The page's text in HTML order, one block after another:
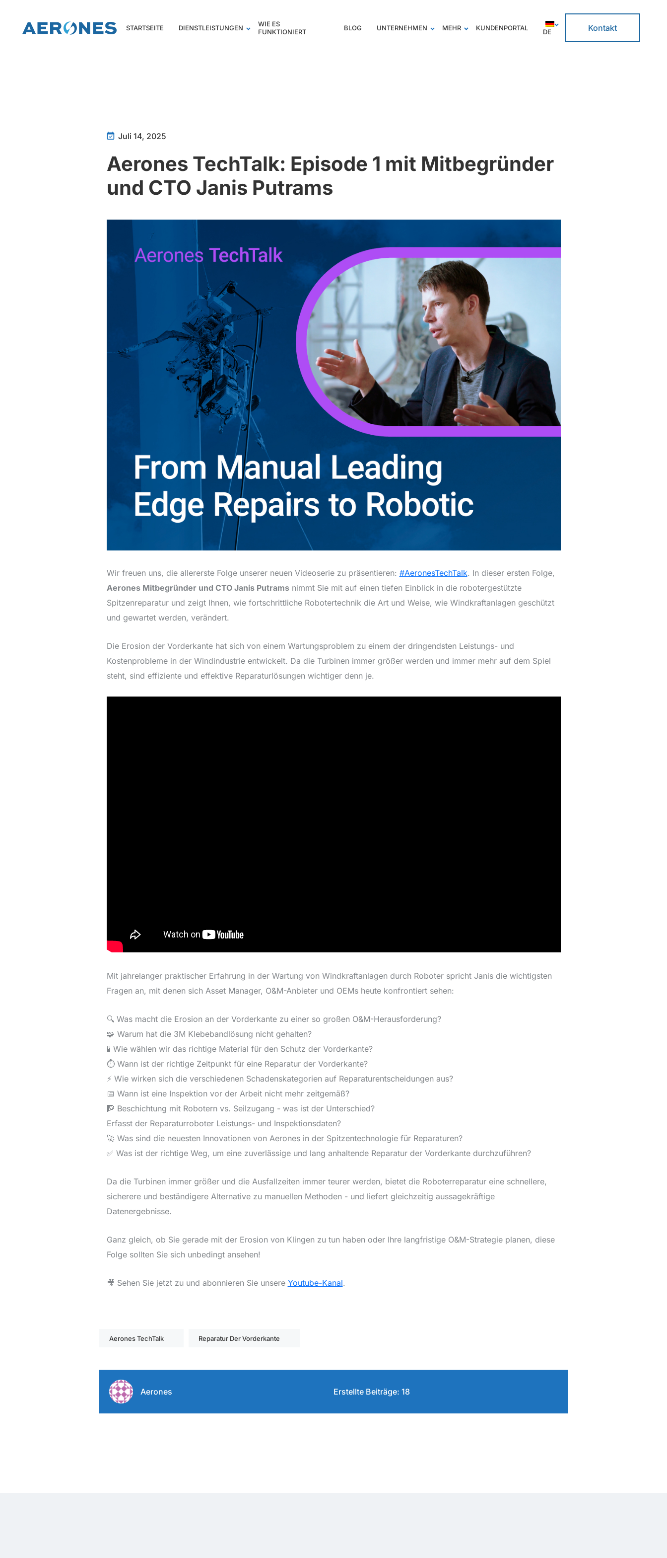
STARTSEITE DIENSTLEISTUNGEN
WIE ES
FUNKTIONIERT
BLOG UNTERNEHMEN MEHR KUNDENPORTAL DE Kontakt
Juli 14, 2025
Aerones TechTalk: Episode 1 mit Mitbegründer
und CTO Janis Putrams
Wir freuen uns, die allererste Folge unserer neuen Videoserie zu präsentieren: #AeronesTechTalk. In dieser ersten Folge,
Aerones Mitbegründer und CTO Janis Putramsnimmt Sie mit auf einen tiefen Einblick in die robotergestützte
Spitzenreparatur und zeigt Ihnen, wie fortschrittliche Robotertechnik die Art und Weise, wie Windkraftanlagen geschützt
und gewartet werden, verändert.
Die Erosion der Vorderkante hat sich von einem Wartungsproblem zu einem der dringendsten Leistungs- und
Kostenprobleme in der Windindustrie entwickelt. Da die Turbinen immer größer werden und immer mehr auf dem Spiel
steht, sind effiziente und effektive Reparaturlösungen wichtiger denn je.
Mit jahrelanger praktischer Erfahrung in der Wartung von Windkraftanlagen durch Roboter spricht Janis die wichtigsten
Fragen an, mit denen sich Asset Manager, O&M-Anbieter und OEMs heute konfrontiert sehen:
🔍 Was macht die Erosion an der Vorderkante zu einer so großen O&M-Herausforderung?
🧩 Warum hat die 3M Klebebandlösung nicht gehalten?
🧪 Wie wählen wir das richtige Material für den Schutz der Vorderkante?
⏱️ Wann ist der richtige Zeitpunkt für eine Reparatur der Vorderkante?
⚡️ Wie wirken sich die verschiedenen Schadenskategorien auf Reparaturentscheidungen aus?
📅 Wann ist eine Inspektion vor der Arbeit nicht mehr zeitgemäß?
🧗 Beschichtung mit Robotern vs. Seilzugang - was ist der Unterschied?
Erfasst der Reparaturroboter Leistungs- und Inspektionsdaten?
🚀 Was sind die neuesten Innovationen von Aerones in der Spitzentechnologie für Reparaturen?
✅ Was ist der richtige Weg, um eine zuverlässige und lang anhaltende Reparatur der Vorderkante durchzuführen?
Da die Turbinen immer größer und die Ausfallzeiten immer teurer werden, bietet die Roboterreparatur eine schnellere,
sicherere und beständigere Alternative zu manuellen Methoden - und liefert gleichzeitig aussagekräftige
Datenergebnisse.
Ganz gleich, ob Sie gerade mit der Erosion von Klingen zu tun haben oder Ihre langfristige O&M-Strategie planen, diese
Folge sollten Sie sich unbedingt ansehen!
🎥 Sehen Sie jetzt zu und abonnieren Sie unsere Youtube-Kanal.
Aerones TechTalk Reparatur Der Vorderkante
Aerones Erstellte Beiträge: 18